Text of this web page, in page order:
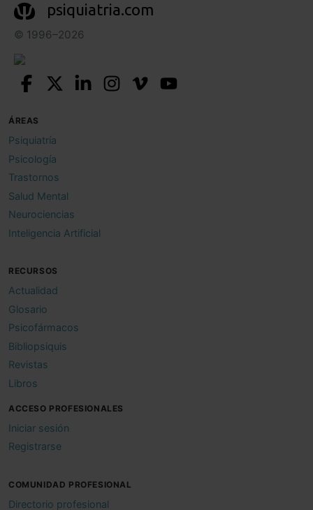
psiquiatria.com
© 1996–2026
ÁREAS
Psiquiatría
Psicología
Trastornos
Salud Mental
Neurociencias
Inteligencia Artificial
RECURSOS
Actualidad
Glosario
Psicofármacos
Bibliopsiquis
Revistas
Libros
ACCESO PROFESIONALES
Iniciar sesión
Registrarse
COMUNIDAD PROFESIONAL
Directorio profesional